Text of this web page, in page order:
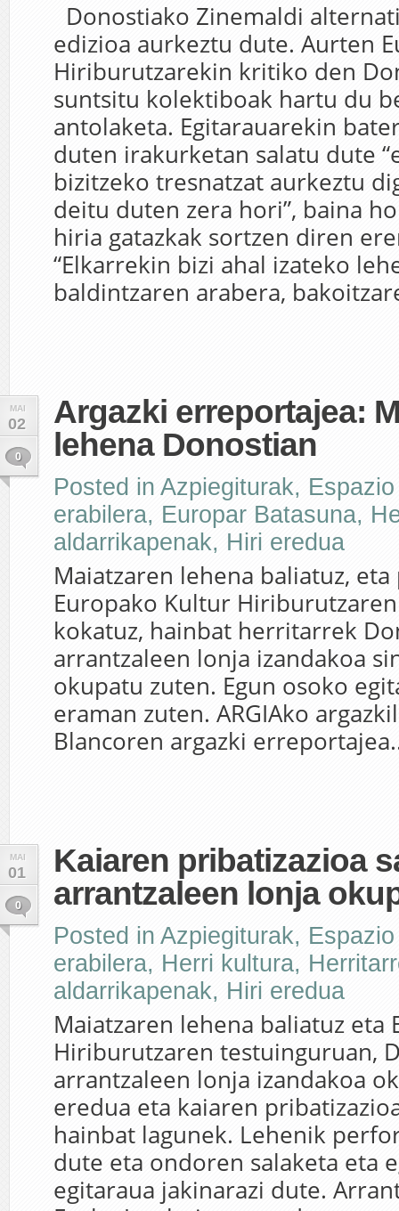
Donostiako Zinemaldi
edizioa aurkeztu dute. Aurten
Hiriburutzarekin kritiko den
suntsitu kolektiboak hartu du
antolaketa. Egitarauarekin
duten irakurketan salatu dute
bizitzeko tresnatzat aurkeztu
deitu duten zera hori”, baina
hiria gatazkak sortzen diren
“Elkarrekin bizi ahal izateko
baldintzaren arabera,
MAI
02
0
Argazki erreportajea:
lehena Donostian
Posted in Azpiegiturak,
erabilera, Europar Batasuna,
aldarrikapenak, Hiri eredua
Maiatzaren lehena baliatuz,
Europako Kultur
kokatuz, hainbat herritarrek
arrantzaleen lonja izandakoa
okupatu zuten. Egun osoko
eraman zuten. ARGIAko
Blancoren argazki
MAI
01
0
Kaiaren pribatizazioa
arrantzaleen lonja
Posted in Azpiegiturak,
erabilera, Herri kultura,
aldarrikapenak, Hiri eredua
Maiatzaren lehena baliatuz eta
Hiriburutzaren testuinguruan,
arrantzaleen lonja izandakoa
eredua eta kaiaren
hainbat lagunek. Lehenik
dute eta ondoren salaketa eta
egitaraua jakinarazi dute.